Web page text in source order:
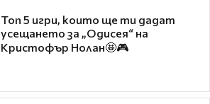
Топ 5 игри, които ще ти дадат
усещането за „Одисея“ на
Кристофър Нолан🤩🎮